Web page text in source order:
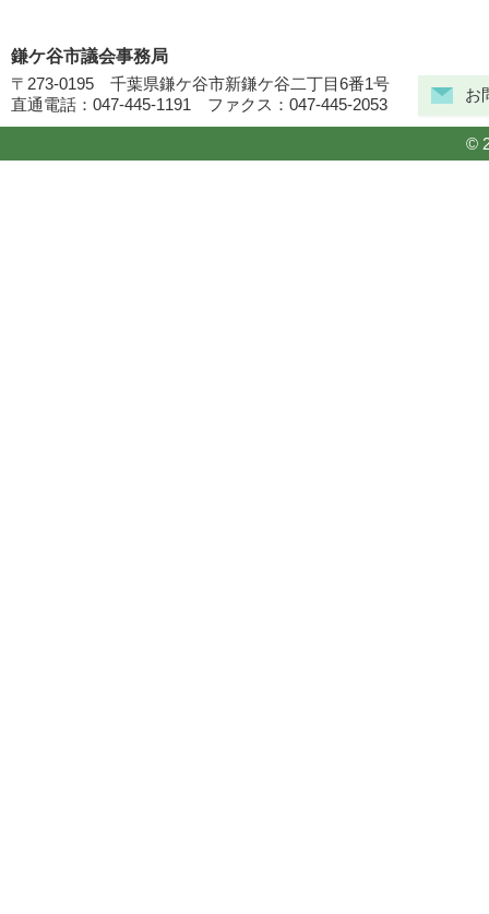
鎌ケ谷市議会事務局
〒273-0195 千葉県鎌ケ谷市新鎌ケ谷二丁目6番1号
直通電話：047-445-1191 ファクス：047-445-2053
お
©